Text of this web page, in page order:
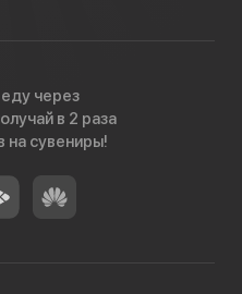
через
в 2 раза
на сувениры!